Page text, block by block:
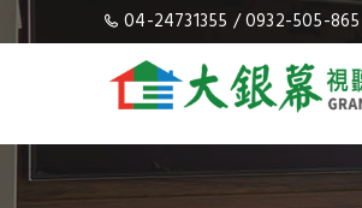
04-24731355 /0932-505-865